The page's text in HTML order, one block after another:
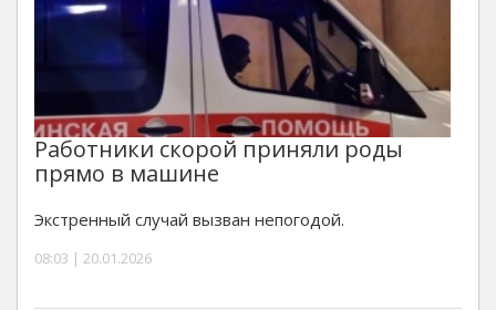
Работники скорой приняли роды
прямо в машине
Экстренный случай вызван непогодой.
08:03 | 20.01.2026